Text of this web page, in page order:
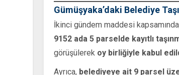
Gümüşyaka’daki Belediye
İkinci gündem maddesi
9152 ada 5 parselde kayıtlı
görüşülerek oy birliğiyle kabul
Ayrıca, belediyeye ait 9 parsel